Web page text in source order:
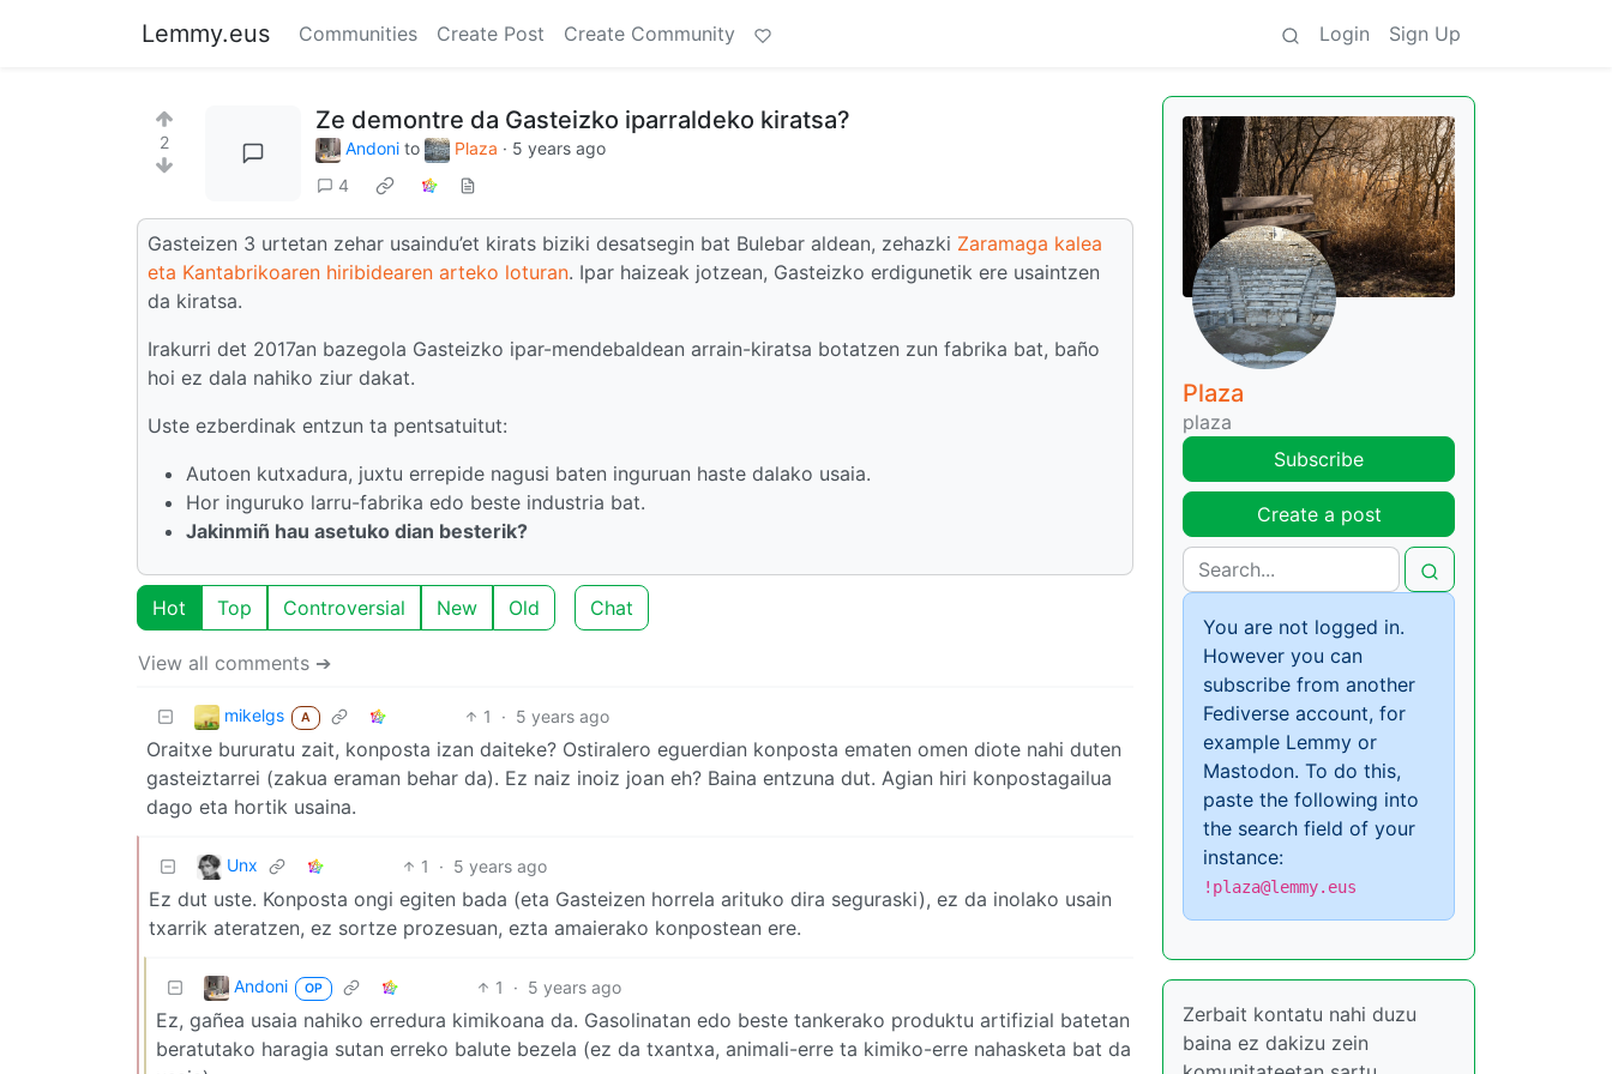
Lemmy.eus Communities Create Post Create Community Login Sign Up
2
Ze demontre da Gasteizko iparraldeko kiratsa?
Andoni to Plaza · 5 years ago
4
Gasteizen 3 urtetan zehar usaindu’et kirats biziki desatsegin bat Bulebar aldean, zehazki Zaramaga kalea
eta Kantabrikoaren hiribidearen arteko loturan. Ipar haizeak jotzean, Gasteizko erdigunetik ere usaintzen
da kiratsa.
Irakurri det 2017an bazegola Gasteizko ipar-mendebaldean arrain-kiratsa botatzen zun fabrika bat, baño
hoi ez dala nahiko ziur dakat.
Uste ezberdinak entzun ta pentsatuitut:
Autoen kutxadura, juxtu errepide nagusi baten inguruan haste dalako usaia.
Hor inguruko larru-fabrika edo beste industria bat.
Jakinmiñ hau asetuko dian besterik?
Hot Top Controversial New Old Chat
View all comments ➔
mikelgs A 1 · 5 years ago
Oraitxe bururatu zait, konposta izan daiteke? Ostiralero eguerdian konposta ematen omen diote nahi duten
gasteiztarrei (zakua eraman behar da). Ez naiz inoiz joan eh? Baina entzuna dut. Agian hiri konpostagailua
dago eta hortik usaina.
Unx 1 · 5 years ago
Ez dut uste. Konposta ongi egiten bada (eta Gasteizen horrela arituko dira seguraski), ez da inolako usain
txarrik ateratzen, ez sortze prozesuan, ezta amaierako konpostean ere.
Andoni OP 1 · 5 years ago
Ez, gañea usaia nahiko erredura kimikoana da. Gasolinatan edo beste tankerako produktu artifizial batetan
beratutako haragia sutan erreko balute bezela (ez da txantxa, animali-erre ta kimiko-erre nahasketa bat da
Plaza
plaza
Subscribe
Create a post
You are not logged in.
However you can
subscribe from another
Fediverse account, for
example Lemmy or
Mastodon. To do this,
paste the following into
the search field of your
instance:
!plaza@lemmy.eus
Zerbait kontatu nahi duzu
baina ez dakizu zein